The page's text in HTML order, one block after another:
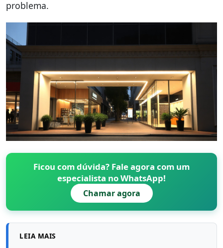
problema.
Ficou com dúvida? Fale agora com um
especialista no WhatsApp!
Chamar agora
LEIA MAIS